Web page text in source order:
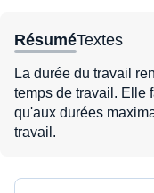
RésuméTextes
La durée du travail
temps de travail. Elle
qu'aux durées
travail.